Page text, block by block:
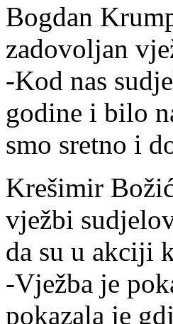
Bogdan
zadovoljan
-Kod nas
godine i bilo
smo sretno i
Krešimir
vježbi
da su u akciji
-Vježba je
pokazala je